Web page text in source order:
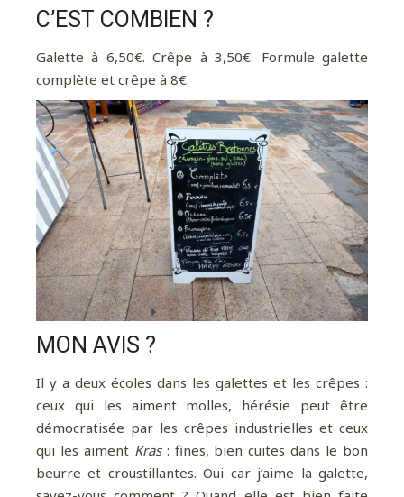
C’EST COMBIEN ?
Galette à 6,50€. Crêpe à 3,50€. Formule galette
complète et crêpe à 8€.
MON AVIS ?
Il y a deux écoles dans les galettes et les crêpes :
ceux qui les aiment molles, hérésie peut être
démocratisée par les crêpes industrielles et ceux
qui les aiment Kras: fines, bien cuites dans le bon
beurre et croustillantes. Oui car j’aime la galette,